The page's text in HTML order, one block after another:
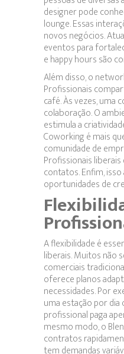
designer pode
lounge. Essas
novos negócios.
eventos para
e happy hours são
Além disso, o
Profissionais
café. Às vezes, uma
colaboração. O
estimula a
Coworking é mais
comunidade de
Profissionais
contatos. Enfim,
oportunidades de
A flexibilidade é
liberais. Muitos não
comerciais
oferece planos
necessidades. Por
uma estação por dia
profissional paga
mesmo modo, o
contratos
tem demandas